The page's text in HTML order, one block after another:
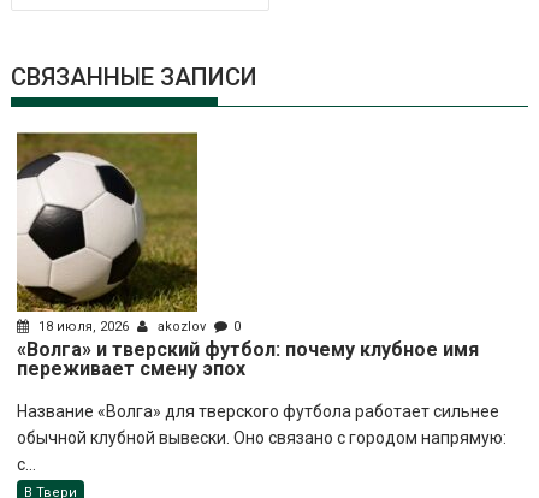
СВЯЗАННЫЕ ЗАПИСИ
18 июля, 2026 akozlov 0
«Волга» и тверский футбол: почему клубное имя
переживает смену эпох
Название «Волга» для тверского футбола работает сильнее
обычной клубной вывески. Оно связано с городом напрямую:
с...
В Твери